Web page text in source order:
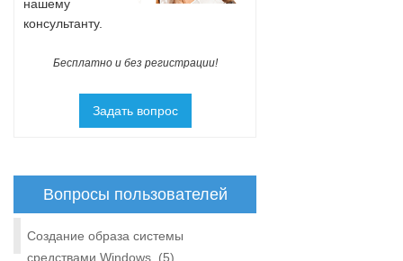
нашему
консультанту.
Бесплатно и без регистрации!
Задать вопрос
Вопросы пользователей
Создание образа системы
средствами Windows (5)